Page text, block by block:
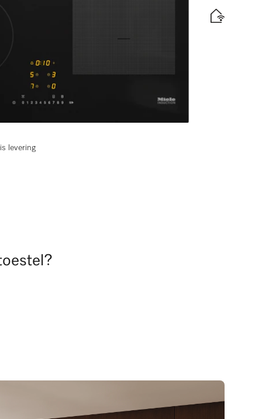
vermogen
levering